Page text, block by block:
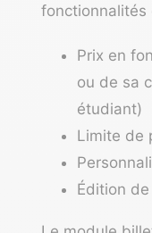
fonctionnalités
Prix en
ou de sa
étudiant)
Limite de
Édition